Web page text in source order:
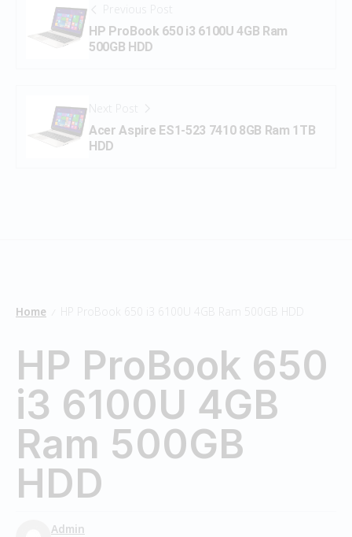
Previous Post
HP ProBook 650 i3 6100U 4GB Ram
500GB HDD
Next Post
Acer Aspire ES1-523 7410 8GB Ram 1TB
HDD
Home HP ProBook 650 i3 6100U 4GB Ram 500GB HDD
HP ProBook 650
i3 6100U 4GB
Ram 500GB
HDD
Admin